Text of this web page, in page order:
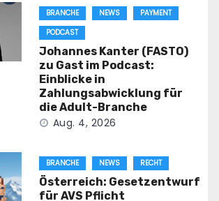
BRANCHE NEWS
PAYMENT
PODCAST
Johannes Kanter (FASTO)
zu Gast im Podcast:
Einblicke in
Zahlungsabwicklung für
die Adult-Branche
Aug. 4, 2026
BRANCHE NEWS RECHT
Österreich: Gesetzentwurf
für AVS Pflicht